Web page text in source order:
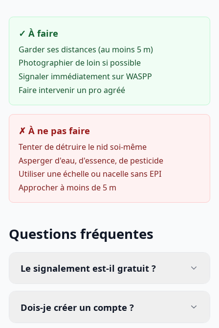
✓ À faire
Garder ses distances (au moins 5 m)
Photographier de loin si possible
Signaler immédiatement sur WASPP
Faire intervenir un pro agréé
✗ À ne pas faire
Tenter de détruire le nid soi-même
Asperger d'eau, d'essence, de pesticide
Utiliser une échelle ou nacelle sans EPI
Approcher à moins de 5 m
Questions fréquentes
Le signalement est-il gratuit ?
Dois-je créer un compte ?